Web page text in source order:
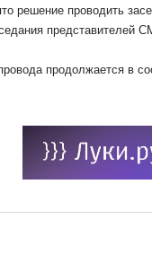
решение проводить
представителей
продолжается в